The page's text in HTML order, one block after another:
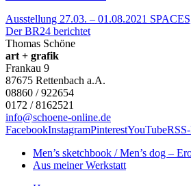
Ausstellung 27.03. – 01.08.2021
Der BR24 berichtet
Thomas Schöne
art + grafik
Frankau 9
87675 Rettenbach a.A.
08860 / 922654
0172 / 8162521
info@schoene-online.de
FacebookInstagramPinterestYouTube
Men’s sketchbook / Men’s dog –
Aus meiner Werkstatt